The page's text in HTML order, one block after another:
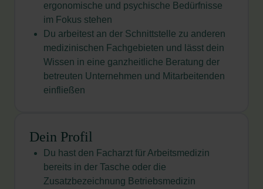
ergonomische und psychische Bedürfnisse
im Fokus stehen
Du arbeitest an der Schnittstelle zu anderen
medizinischen Fachgebieten und lässt dein
Wissen in eine ganzheitliche Beratung der
betreuten Unternehmen und Mitarbeitenden
einfließen
Dein Profil
Du hast den Facharzt für Arbeitsmedizin
bereits in der Tasche oder die
Zusatzbezeichnung Betriebsmedizin